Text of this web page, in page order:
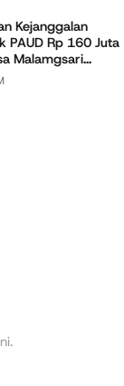
Kejanggalan
PAUD Rp 160 Juta
Malamgsari...